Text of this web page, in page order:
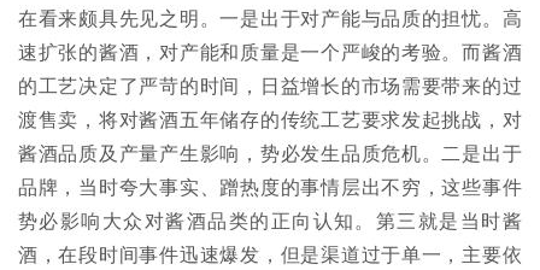
在看来颇具先见之明。一是出于对产能与品质的担忧。高
速扩张的酱酒，对产能和质量是一个严峻的考验。而酱酒
的工艺决定了严苛的时间，日益增长的市场需要带来的过
渡售卖，将对酱酒五年储存的传统工艺要求发起挑战，对
酱酒品质及产量产生影响，势必发生品质危机。二是出于
品牌，当时夸大事实、蹭热度的事情层出不穷，这些事件
势必影响大众对酱酒品类的正向认知。第三就是当时酱
酒，在段时间事件迅速爆发，但是渠道过于单一，主要依